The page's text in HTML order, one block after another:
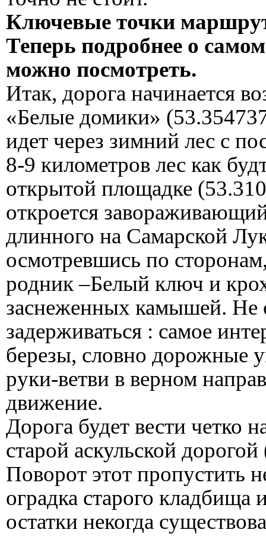
Ключевые точки
Теперь подробнее о
можно посмотреть.
Итак, дорога начинается
«Белые домики»
идет через зимний лес с
8-9 километров лес как
открытой площадке
откроется
длинного на Самарской
осмотревшись по
родник –Белый ключ и
заснеженных камышей. Не
задерживаться : самое
березы, словно дорожные
руки-ветви в верном
движение.
Дорога будет вести четко
старой аскульской
Поворот этот пропустить
оградка старого
остатки некогда